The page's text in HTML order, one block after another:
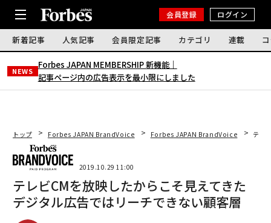
会員登録 ログイン
新着記事 人気記事 会員限定記事 カテゴリ 連載
NEWS
Forbes JAPAN MEMBERSHIP 新機能｜
記事ページ内の広告表示を最小限にしました
トップ Forbes JAPAN BrandVoice Forbes JAPAN BrandVoice テレ
2019.10.29 11:00
テレビCMを放映したからこそ見えてきた
デジタル広告ではリーチできない顧客層